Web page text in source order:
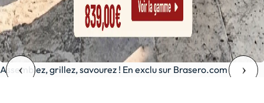
Assemblez, grillez, savourez ! En exclu sur Brasero.com